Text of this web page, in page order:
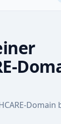
Domain